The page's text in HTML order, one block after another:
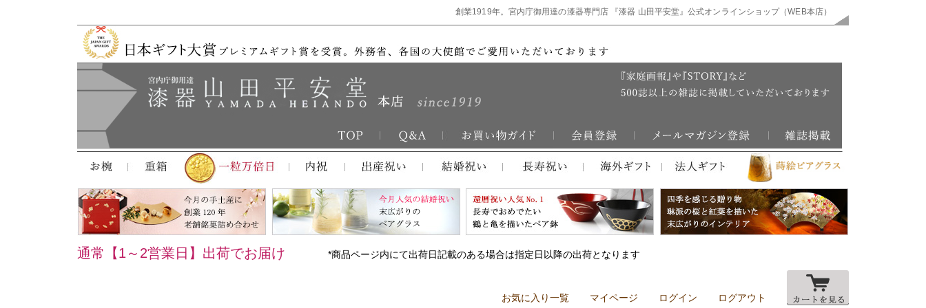
創業1919年。宮内庁御用達の漆器専門店 『漆器 山田平安堂』公式オンラインショップ（WEB本店）
通常【1～2営業日】出荷でお届け *商品ページ内にて出荷日記載のある場合は指定日以降の出荷となります
お気に入り一覧 マイページ ログイン ログアウト